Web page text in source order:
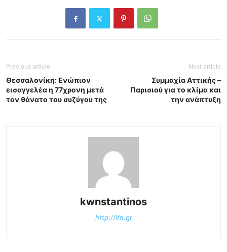
Previous article
Θεσσαλονίκη: Ενώπιον
εισαγγελέα η 77χρονη μετά
τον θάνατο του συζύγου της
Next article
Συμμαχία Αττικής –
Παρισιού για το κλίμα και
την ανάπτυξη
kwnstantinos
http://ifn.gr